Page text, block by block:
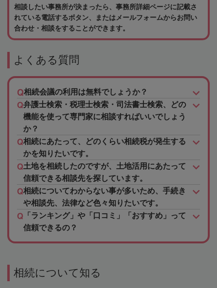
相談したい事務所が決まったら、事務所詳細ページに記載さ
れている電話するボタン、またはメールフォームからお問い
合わせ・相談をすることができます。
よくある質問
相続会議の利用は無料でしょうか？
弁護士検索・税理士検索・司法書士検索、どの
機能を使って専門家に相談すればいいでしょう
か？
相続にあたって、どのくらい相続税が発生する
かを知りたいです。
土地を相続したのですが、土地活用にあたって
信頼できる相談先を探しています。
相続についてわからない事が多いため、手続き
や相談先、法律など色々知りたいです。
「ランキング」や「口コミ」「おすすめ」って
信頼できるの？
相続について知る